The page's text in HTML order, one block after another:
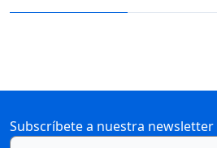
Subscríbete a nuestra newsletter